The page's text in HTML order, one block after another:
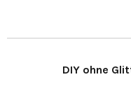
DIY ohne